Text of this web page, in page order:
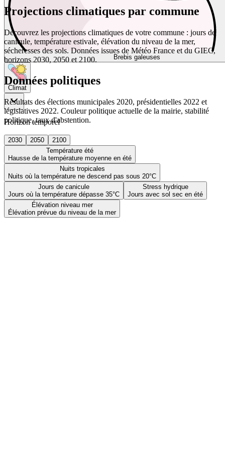
Brebis galeuses
Climat
Horizon temporel
2030 2050
2100
Température été
Hausse de la température moyenne en été
Nuits tropicales
Nuits où la température ne descend pas sous 20°C
Jours de canicule
Jours où la température dépasse 35°C
Stress hydrique
Jours avec sol sec en été
Élévation niveau mer
Élévation prévue du niveau de la mer
Projections climatiques par commune
Découvrez les projections climatiques de votre commune : jours de
canicule, température estivale, élévation du niveau de la mer,
sécheresses des sols. Données issues de Météo France et du GIEC,
horizons 2030, 2050 et 2100.
Données politiques
Résultats des élections municipales 2020, présidentielles 2022 et
législatives 2022. Couleur politique actuelle de la mairie, stabilité
politique, taux d'abstention.